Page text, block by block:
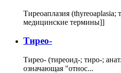
Тиреоаплазия
медицинские термины]]
Тирео-
Тирео- (тиреоид-; тиро-;
означающая "относ...